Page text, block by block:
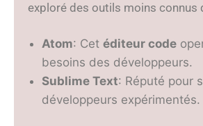
exploré des outils moins connus
Atom: Cet éditeur code
besoins des développeurs.
Sublime Text: Réputé pour
développeurs expérimentés.